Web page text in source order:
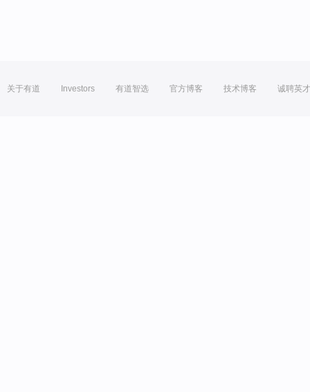
关于有道 Investors 有道智选 官方博客 技术博客 诚聘英才